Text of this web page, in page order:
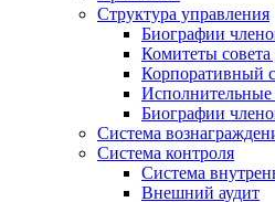
Структура управления
Биографии
Комитеты совета
Корпоративный
Биографии
Система
Система контроля
Система
Внешний аудит